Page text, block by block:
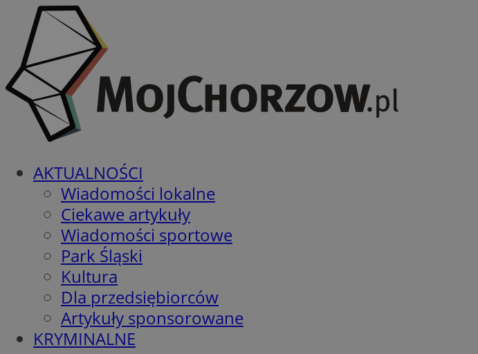
AKTUALNOŚCI
Wiadomości lokalne
Ciekawe artykuły
Wiadomości sportowe
Park Śląski
Kultura
Dla przedsiębiorców
Artykuły sponsorowane
KRYMINALNE